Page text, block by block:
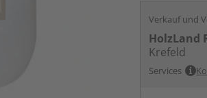
Verkauf und
HolzLand
Krefeld
Services